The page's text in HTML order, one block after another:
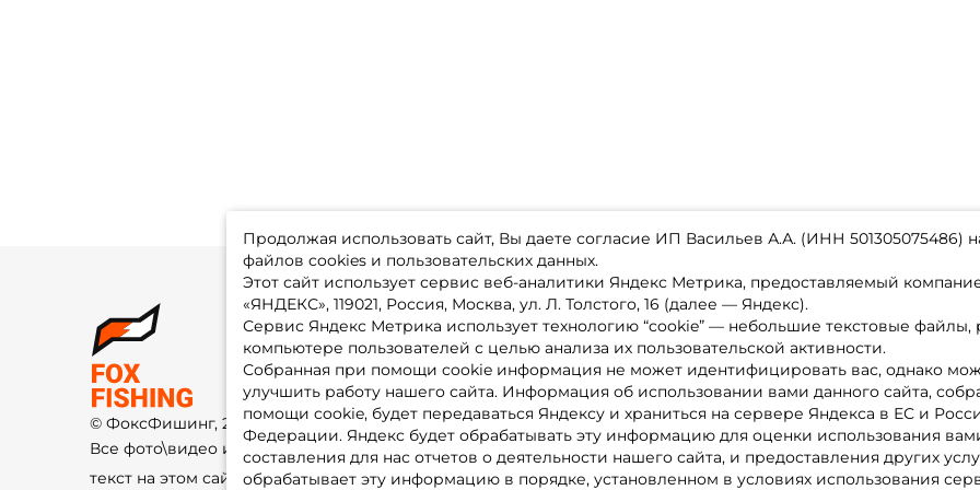
Продолжая использовать сайт, Вы даете согласие ИП Васильев А.А. (ИНН 501305075486)
файлов cookies и пользовательских данных.
Этот сайт использует сервис веб-аналитики Яндекс Метрика, предоставляемый
«ЯНДЕКС», 119021, Россия, Москва, ул. Л. Толстого, 16 (далее — Яндекс).
Сервис Яндекс Метрика использует технологию “cookie” — небольшие текстовые
компьютере пользователей с целью анализа их пользовательской активности.
Собранная при помощи cookie информация не может идентифицировать вас, однако
улучшить работу нашего сайта. Информация об использовании вами данного сайта,
помощи cookie, будет передаваться Яндексу и храниться на сервере Яндекса в ЕС и
Федерации. Яндекс будет обрабатывать эту информацию для оценки использования
составления для нас отчетов о деятельности нашего сайта, и предоставления других
обрабатывает эту информацию в порядке, установленном в условиях использования
© ФоксФишинг, 2009-2026
Все фото\видео изображения и
текст на этом сайте защищены
О магазине
Доставка
Оплата
Fox-bonus
Гуру
Контакты
Политика обработки ПД
Каталог товаров
Акции
Новинки
Бренды
Партнерская программа